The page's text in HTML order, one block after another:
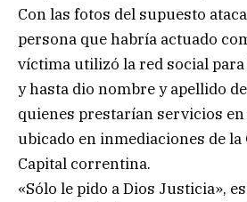
Con las fotos del supuesto
persona que habría actuado
víctima utilizó la red social
y hasta dio nombre y apellido
quienes prestarían servicios
ubicado en inmediaciones de la
Capital correntina.
«Sólo le pido a Dios Justicia»,